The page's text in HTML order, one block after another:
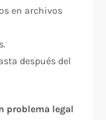
en archivos
después del
problema legal